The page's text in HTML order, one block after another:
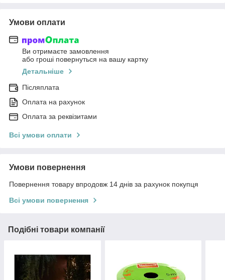
Умови оплати
Ви отримаєте замовлення
або гроші повернуться на вашу картку
Детальніше
Післяплата
Оплата на рахунок
Оплата за реквізитами
Всі умови оплати
Умови повернення
Повернення товару впродовж 14 днів за рахунок покупця
Всі умови повернення
Подібні товари компанії